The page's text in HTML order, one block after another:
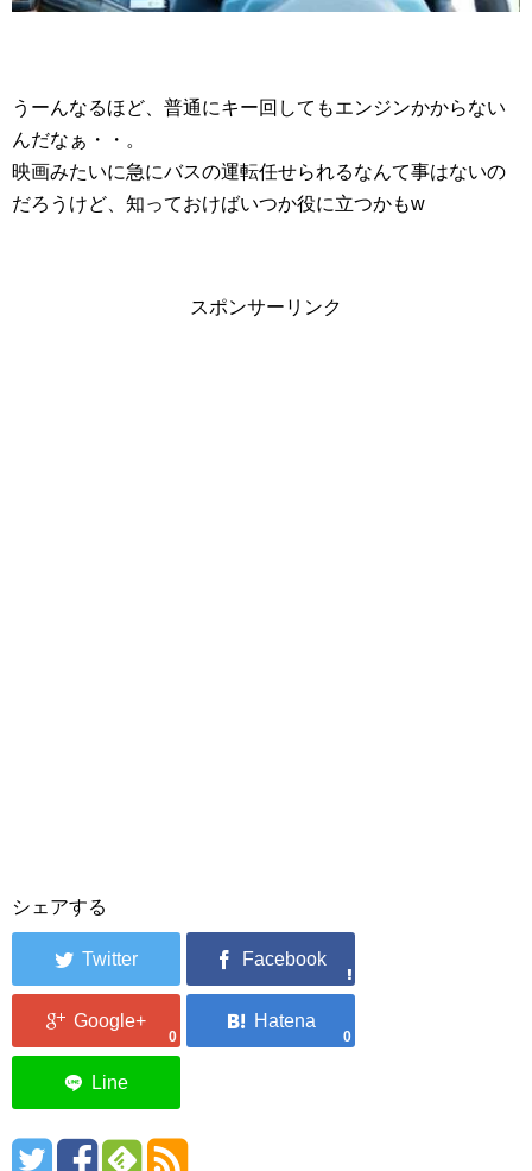
うーんなるほど、普通にキー回してもエンジンかからない
んだなぁ・・。
映画みたいに急にバスの運転任せられるなんて事はないの
だろうけど、知っておけばいつか役に立つかもw
スポンサーリンク
シェアする
0 0